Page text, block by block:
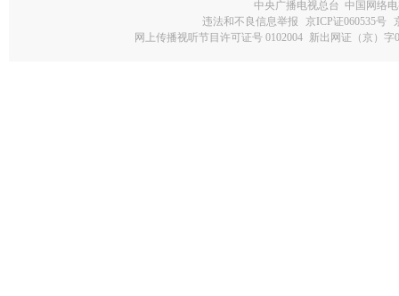
中央广播电视总台 中国网络
违法和不良信息举报
京ICP证060535号
网上传播视听节目许可证号 0102004 新出网证（京）